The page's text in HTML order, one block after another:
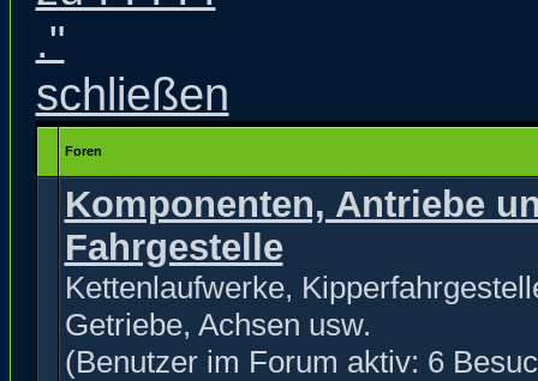
Foren
Komponenten, Antriebe
Fahrgestelle
Kettenlaufwerke,
Getriebe, Achsen usw.
(Benutzer im Forum aktiv: 6